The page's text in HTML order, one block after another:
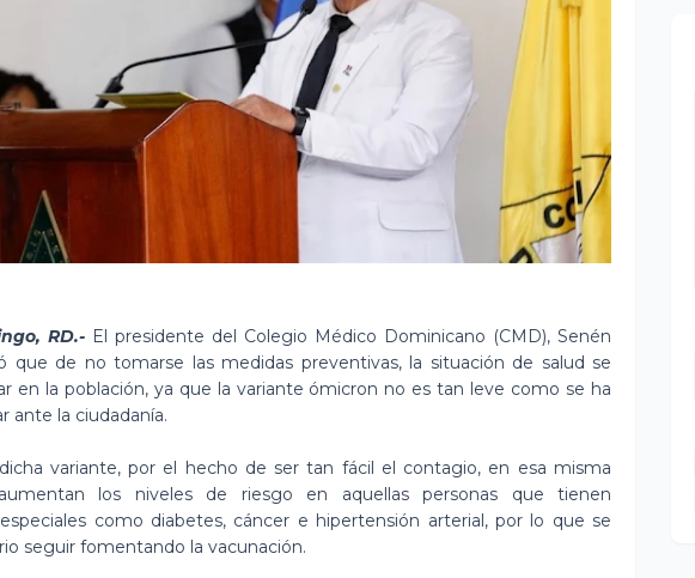
RD.- El presidente del Colegio Médico Dominicano (CMD), Senén
que de no tomarse las medidas preventivas, la situación de salud se
en la población, ya que la variante ómicron no es tan leve como se ha
ante la ciudadanía.
variante, por el hecho de ser tan fácil el contagio, en esa misma
los niveles de riesgo en aquellas personas que tienen
como diabetes, cáncer e hipertensión arterial, por lo que se
seguir fomentando la vacunación.